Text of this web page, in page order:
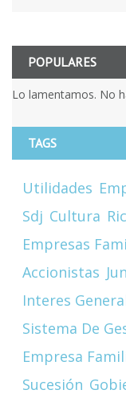
POPULARES
Lo lamentamos. No
TAGS
Utilidades
Sdj Cultura
Empresas
Accionistas
Interes
Sistema De
Empresa
Sucesión